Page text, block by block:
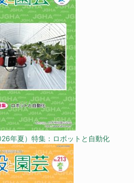
年夏）特集：ロボットと自動化